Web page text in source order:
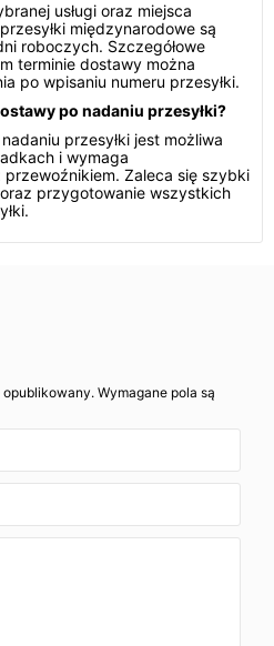
usługi oraz miejsca
międzynarodowe są
roboczych. Szczegółowe
terminie dostawy można
po wpisaniu numeru przesyłki.
po nadaniu przesyłki?
przesyłki jest możliwa
i wymaga
Zaleca się szybki
przygotowanie wszystkich
Wymagane pola są